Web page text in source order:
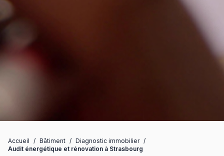
Accueil / Bâtiment / Diagnostic immobilier /
Audit énergétique et rénovation à Strasbourg